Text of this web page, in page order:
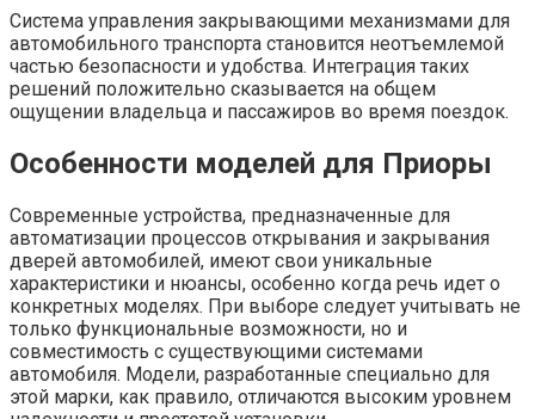
Система управления закрывающими механизмами для
автомобильного транспорта становится неотъемлемой
частью безопасности и удобства. Интеграция таких
решений положительно сказывается на общем
ощущении владельца и пассажиров во время поездок.
Особенности моделей для Приоры
Современные устройства, предназначенные для
автоматизации процессов открывания и закрывания
дверей автомобилей, имеют свои уникальные
характеристики и нюансы, особенно когда речь идет о
конкретных моделях. При выборе следует учитывать не
только функциональные возможности, но и
совместимость с существующими системами
автомобиля. Модели, разработанные специально для
этой марки, как правило, отличаются высоким уровнем